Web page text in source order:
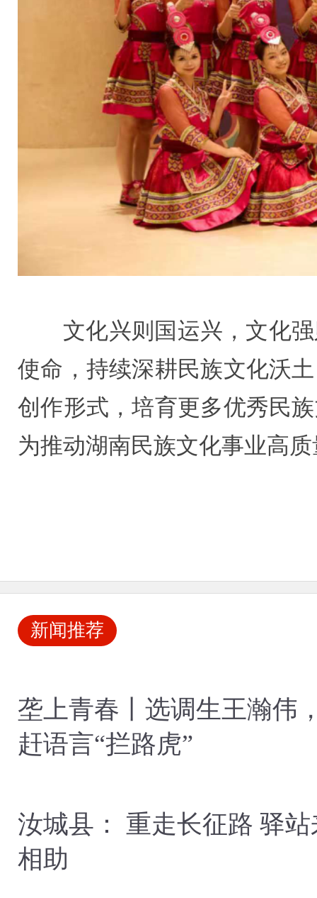
文化兴则国运兴，文化
使命，持续深耕民族文化沃
创作形式，培育更多优秀民
为推动湖南民族文化事业高
新闻推荐
垄上青春丨选调生王瀚伟
赶语言“拦路虎”
汝城县： 重走长征路 驿站来
相助